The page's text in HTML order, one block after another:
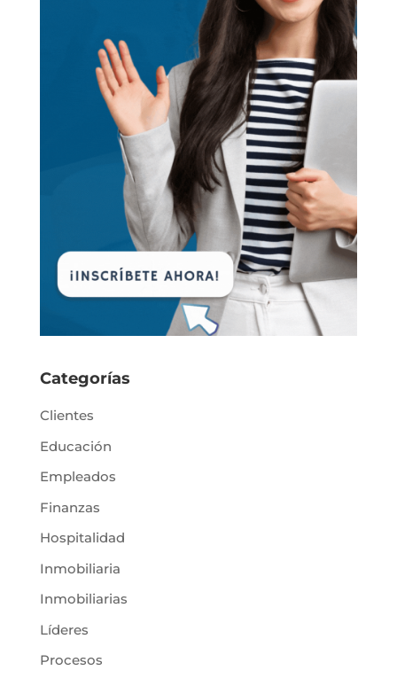
Categorías
Clientes
Educación
Empleados
Finanzas
Hospitalidad
Inmobiliaria
Inmobiliarias
Líderes
Procesos